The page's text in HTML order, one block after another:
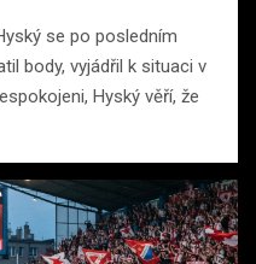
se po posledním
body, vyjádřil k situaci v
Hyský věří, že